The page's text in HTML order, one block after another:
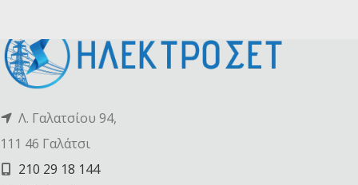
Λ. Γαλατσίου 94,
111 46 Γαλάτσι
210 29 18 144